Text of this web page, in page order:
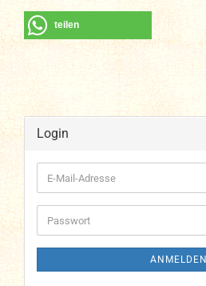
teilen
Login
E-
Mail-
Adresse
Passwort
ANMELDEN